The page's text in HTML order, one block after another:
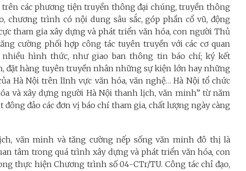
các phương tiện truyền thông đại chúng, truyền thông
chương trình có nội dung sâu sắc, góp phần cổ vũ, động
tham gia xây dựng và phát triển văn hóa, con người Thủ
cường phối hợp công tác tuyên truyền với các cơ quan
hình thức, như giao ban thông tin báo chí; ký kết
đặt hàng tuyên truyền nhân những sự kiện lớn hay những
Hà Nội trên lĩnh vực văn hóa, văn nghệ… Hà Nội tổ chức
và xây dựng người Hà Nội thanh lịch, văn minh” từ năm
đảo các đơn vị báo chí tham gia, chất lượng ngày càng
văn minh và tăng cường nếp sống văn minh đô thị là
tâm trong quá trình xây dựng và phát triển văn hóa, con
thực hiện Chương trình số 04-CTr/TU. Công tác chỉ đạo,